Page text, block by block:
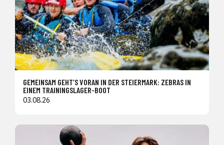
GEMEINSAM GEHT’S VORAN IN DER STEIERMARK: ZEBRAS IN
EINEM TRAININGSLAGER-BOOT
03.08.26